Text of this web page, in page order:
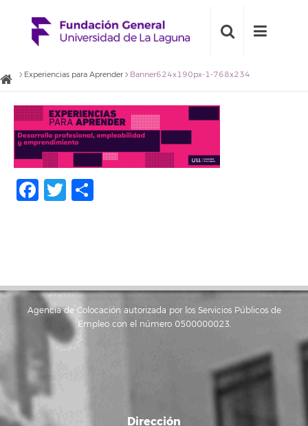
Experiencias para Aprender Banner624x190px-1-768x234
Facebook
Twitter
Agencia de Colocación autorizada por los Servicios Públicos de
Empleo con el número 0500000023.
Dirección